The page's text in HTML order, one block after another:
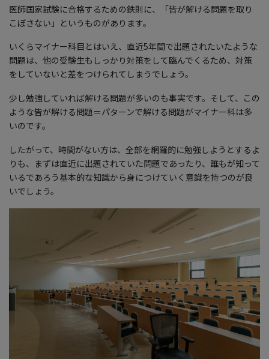
医師国家試験に合格するための鉄則に、「皆が解ける問題を取り
こぼさない」というものがあります。
いくらマイナー科目とはいえ、直近5年間で出題されたいたような
問題は、他の受験生もしっかり対策をして臨んでくるため、対策
をしていないと差をつけられてしまうでしょう。
少し勉強していれば解ける問題が多いのも事実です。そして、この
ような皆が解ける問題＝パターンで解ける問題がマイナー科は多
いのです。
したがって、時間がない方は、全部を網羅的に勉強しようとするよ
りも、まずは直近に出題されていた問題であったり、誰もが知って
いるであろう基本的な知識から身につけていく意識を持つのが良
いでしょう。